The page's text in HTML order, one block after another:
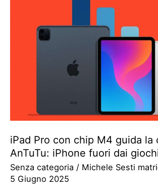
iPad Pro con chip M4 guida la
AnTuTu: iPhone fuori dai
Senza categoria / Michele Sesti
5 Giugno 2025